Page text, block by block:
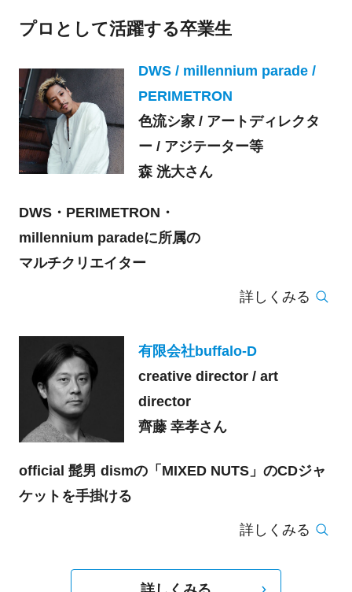
プロとして活躍する卒業生
DWS / millennium parade /
PERIMETRON
色流シ家 / アートディレクタ
ー / アジテーター等
森 洸大さん
DWS・PERIMETRON・
millennium paradeに所属の
マルチクリエイター
詳しくみる
有限会社buffalo-D
creative director / art
director
齊藤 幸孝さん
official 髭男 dismの「MIXED NUTS」のCDジャ
ケットを手掛ける
詳しくみる